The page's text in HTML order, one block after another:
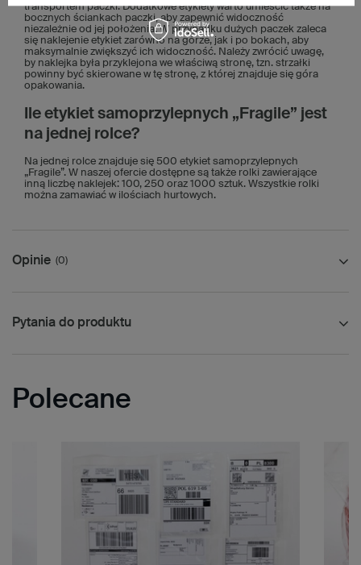
transportem paczki. Dodatkowe etykiety warto umieścić także na
bocznych ściankach paczki, aby zapewnić widoczność
niezależnie od jej położenia. W przypadku dużych paczek zaleca
się naklejenie etykiet zarówno na górze, jak i po bokach, aby
maksymalnie zwiększyć ich widoczność. Należy zwrócić uwagę,
by naklejka była przyklejona we właściwą stronę, tzn. strzałki
powinny być skierowane w tę stronę, z której znajduje się góra
opakowania.
Ile etykiet samoprzylepnych „Fragile” jest
na jednej rolce?
Na jednej rolce znajduje się 500 etykiet samoprzylepnych
„Fragile”. W naszej ofercie dostępne są także rolki zawierające
inną liczbę naklejek: 100, 250 oraz 1000 sztuk. Wszystkie rolki
można zamawiać w ilościach hurtowych.
Opinie (0)
Pytania do produktu
Polecane